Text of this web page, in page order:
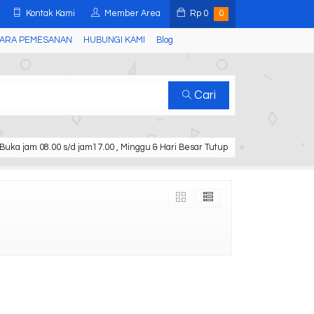
Kontak Kami Member Area Rp 0 0
PEMESANAN HUBUNGI KAMI Blog
Cari
Buka jam 08.00 s/d jam17.00 , Minggu & Hari Besar Tutup